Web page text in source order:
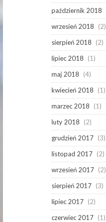
październik 2018
wrzesień 2018
(2)
sierpień 2018
(2)
lipiec 2018
(1)
maj 2018
(4)
kwiecień 2018
(1)
marzec 2018
(1)
luty 2018
(2)
grudzień 2017 (3)
listopad 2017 (2)
wrzesień 2017 (2)
sierpień 2017 (3)
lipiec 2017 (2)
czerwiec 2017 (1)